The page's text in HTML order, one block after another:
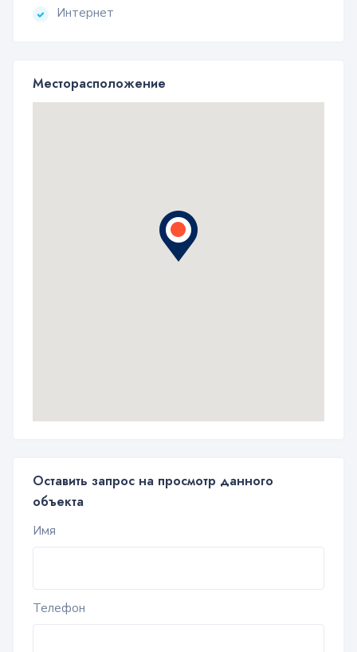
Интернет
Месторасположение
Оставить запрос на просмотр данного
объекта
Имя
Телефон